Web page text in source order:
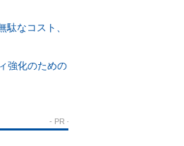
駄なコスト、
強化のための